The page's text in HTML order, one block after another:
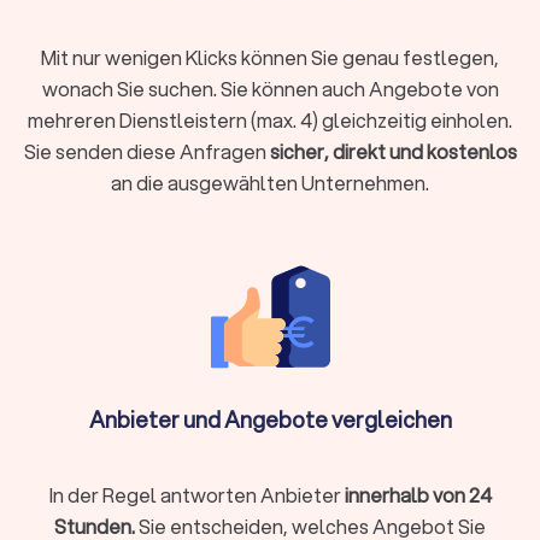
Sie Ihr gesamtes Fest mit geprüften Profis aus Ihrer Region
gestalten.
Familienporträts:Hochwertige Familienfotos werden zu
wertvollen Erinnerungsstücken, die Generationen überdauern.
Geschäftliche Zwecke:Produktfotografie für Onlineshops,
Immobilienaufnahmen für Exposés oder Eventdokumentation
oder kommerzielle Zwecke profitieren von professioneller
Ein professioneller Fotograf bringt nicht nur hochwertige
Ausrüstung mit, sondern auch ein geschultes Auge für
Komposition, Licht und den richtigen Moment.
erklärt
Die Preise für professionelle Fotografie hängen stark von Art
Mit nur wenigen Klicks können Sie genau festlegen,
wonach Sie suchen. Sie können auch Angebote von
mehreren Dienstleistern (max. 4) gleichzeitig einholen.
Sie senden diese Anfragensicher, direkt und kostenlos
an die ausgewählten Unternehmen.
Anbieter und Angebote vergleichen
In der Regel antworten Anbieterinnerhalb von 24
Stunden.Sie entscheiden, welches Angebot Sie